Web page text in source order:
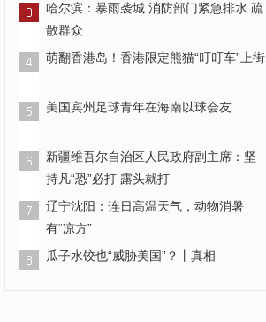
哈尔滨：暴雨袭城 消防部门紧急排水 疏
散群众
萌翻香港岛！香港限定熊猫“叮叮车”上街
美国宾州足球青年在海南以球会友
新疆维吾尔自治区人民政府副主席：坚
持凡“恐”必打 露头就打
辽宁沈阳：连日高温天气，动物消暑
有“凉方”
瓜子水饺也“威胁美国”？丨真相